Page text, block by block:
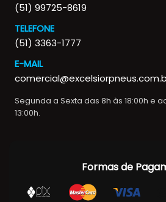
(51) 99725-8619
TELEFONE
(51) 3363-1777
E-MAIL
Segunda a Sexta das 8h às 18:00h e
13:00h.
Formas de